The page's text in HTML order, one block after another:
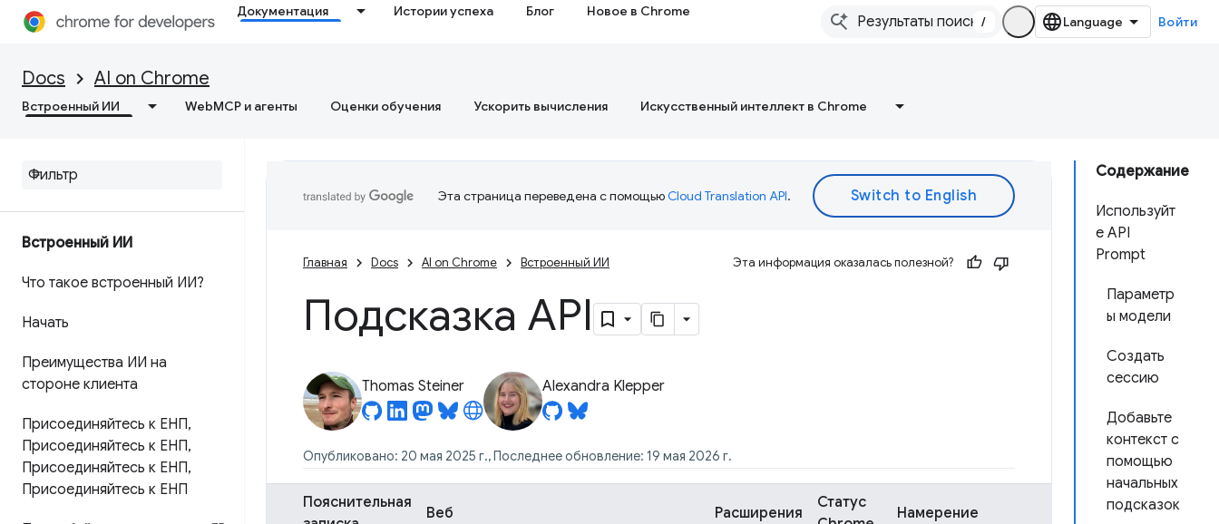
Документация Истории успеха Блог Новое в Chrome
/ Войти
Docs AI on Chrome
Встроенный ИИ WebMCP и агенты Оценки обучения Ускорить вычисления Искусственный интеллект в Chrome
Встроенный ИИ
Что такое встроенный ИИ?
Начать
Преимущества ИИ на
стороне клиента
Присоединяйтесь к ЕНП,
Присоединяйтесь к ЕНП,
Присоединяйтесь к ЕНП,
Присоединяйтесь к ЕНП
Содержание
Используйт
е API
Prompt
Параметр
ы модели
Создать
сессию
Добавьте
контекст с
помощью
начальных
подсказок
Эта страница переведена с помощьюCloud Translation API.
Главная Docs AI on Chrome Встроенный ИИ Эта информация оказалась полезной?
Подсказка API
Thomas Steiner Alexandra Klepper
Опубликовано: 20 мая 2025 г., Последнее обновление: 19 мая 2026 г.
Пояснительная
Веб Расширения
Статус
Намерение